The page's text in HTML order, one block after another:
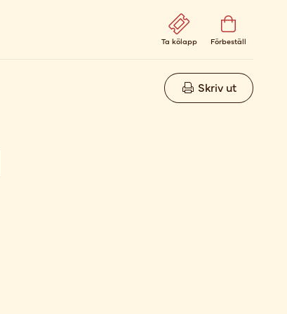
Ta kölapp Förbeställ
Skriv ut